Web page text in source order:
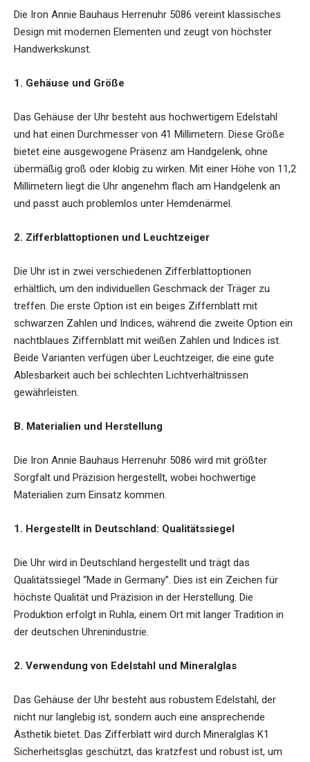
Die Iron Annie Bauhaus Herrenuhr 5086 vereint klassisches
Design mit modernen Elementen und zeugt von höchster
Handwerkskunst.
1. Gehäuse und Größe
Das Gehäuse der Uhr besteht aus hochwertigem Edelstahl
und hat einen Durchmesser von 41 Millimetern. Diese Größe
bietet eine ausgewogene Präsenz am Handgelenk, ohne
übermäßig groß oder klobig zu wirken. Mit einer Höhe von 11,2
Millimetern liegt die Uhr angenehm flach am Handgelenk an
und passt auch problemlos unter Hemdenärmel.
2. Zifferblattoptionen und Leuchtzeiger
Die Uhr ist in zwei verschiedenen Zifferblattoptionen
erhältlich, um den individuellen Geschmack der Träger zu
treffen. Die erste Option ist ein beiges Ziffernblatt mit
schwarzen Zahlen und Indices, während die zweite Option ein
nachtblaues Ziffernblatt mit weißen Zahlen und Indices ist.
Beide Varianten verfügen über Leuchtzeiger, die eine gute
Ablesbarkeit auch bei schlechten Lichtverhältnissen
gewährleisten.
B. Materialien und Herstellung
Die Iron Annie Bauhaus Herrenuhr 5086 wird mit größter
Sorgfalt und Präzision hergestellt, wobei hochwertige
Materialien zum Einsatz kommen.
1. Hergestellt in Deutschland: Qualitätssiegel
Die Uhr wird in Deutschland hergestellt und trägt das
Qualitätssiegel “Made in Germany”. Dies ist ein Zeichen für
höchste Qualität und Präzision in der Herstellung. Die
Produktion erfolgt in Ruhla, einem Ort mit langer Tradition in
der deutschen Uhrenindustrie.
2. Verwendung von Edelstahl und Mineralglas
Das Gehäuse der Uhr besteht aus robustem Edelstahl, der
nicht nur langlebig ist, sondern auch eine ansprechende
Ästhetik bietet. Das Zifferblatt wird durch Mineralglas K1
Sicherheitsglas geschützt, das kratzfest und robust ist, um